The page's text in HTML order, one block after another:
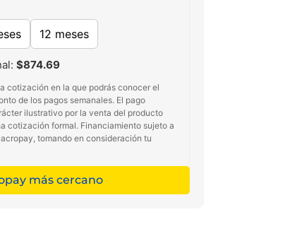
12 meses
$874.69
cotización en la que podrás conocer el
de los pagos semanales. El pago
ilustrativo por la venta del producto
cotización formal. Financiamiento sujeto a
tomando en consideración tu
más cercano